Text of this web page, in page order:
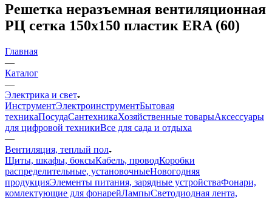
Решетка неразъемная вентиляционная
РЦ сетка 150х150 пластик ERA (60)
Главная
—
Каталог
—
Электрика и свет
ИнструментЭлектроинструментБытовая
техникаПосудаСантехникаХозяйственные товарыАксессуары
для цифровой техникиВсе для сада и отдыха
—
Вентиляция, теплый пол
Щиты, шкафы, боксыКабель, проводКоробки
распределительные, установочныеНовогодняя
продукцияЭлементы питания, зарядные устройстваФонари,
комлектующие для фонарейЛампыСветодиодная лента,